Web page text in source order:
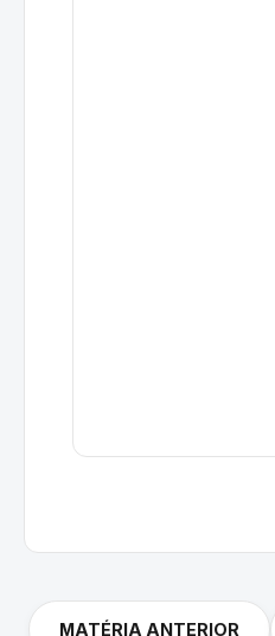
MATÉRIA ANTERIOR